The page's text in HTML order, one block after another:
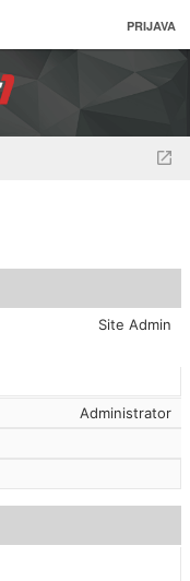
PRIJAVA
Site Admin
Administrator